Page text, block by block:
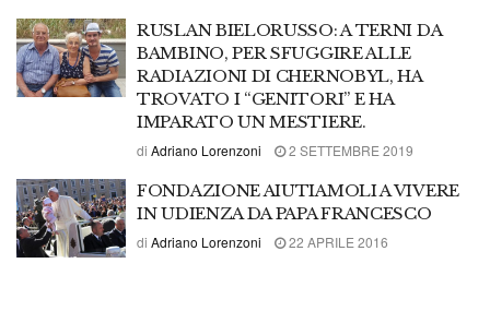
RUSLAN BIELORUSSO: A TERNI DA
BAMBINO, PER SFUGGIRE ALLE
RADIAZIONI DI CHERNOBYL, HA
TROVATO I “GENITORI” E HA
IMPARATO UN MESTIERE.
di Adriano Lorenzoni 2 SETTEMBRE 2019
FONDAZIONE AIUTIAMOLI A VIVERE
IN UDIENZA DA PAPA FRANCESCO
di Adriano Lorenzoni 22 APRILE 2016